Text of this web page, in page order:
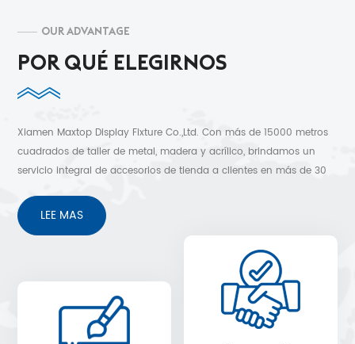
OUR ADVANTAGE
POR QUÉ ELEGIRNOS
Xiamen Maxtop Display Fixture Co.,Ltd. Con más de 15000 metros
cuadrados de taller de metal, madera y acrílico, brindamos un
servicio integral de accesorios de tienda a clientes en más de 30
después de los servicios de venta.
LEE MAS